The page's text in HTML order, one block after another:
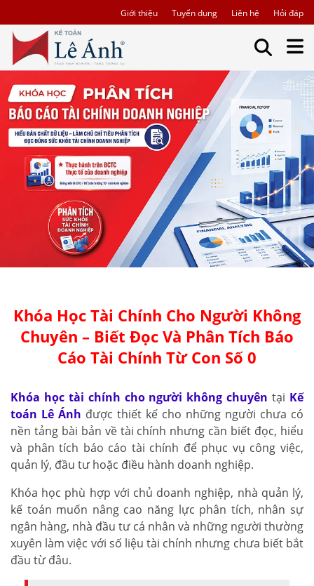
Giới thiệu Tuyển dụng Liên hệ Hỏi đáp
Khóa Học Tài Chính Cho Người Không
Chuyên – Biết Đọc Và Phân Tích Báo
Cáo Tài Chính Từ Con Số 0
Khóa học tài chính cho người không chuyên tại Kế
toán Lê Ánh được thiết kế cho những người chưa có
nền tảng bài bản về tài chính nhưng cần biết đọc, hiểu
và phân tích báo cáo tài chính để phục vụ công việc,
quản lý, đầu tư hoặc điều hành doanh nghiệp.
Khóa học phù hợp với chủ doanh nghiệp, nhà quản lý,
kế toán muốn nâng cao năng lực phân tích, nhân sự
ngân hàng, nhà đầu tư cá nhân và những người thường
xuyên làm việc với số liệu tài chính nhưng chưa biết bắt
đầu từ đâu.